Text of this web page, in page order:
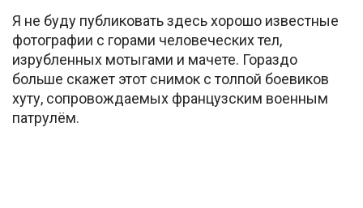
Я не буду публиковать здесь хорошо известные
фотографии с горами человеческих тел,
изрубленных мотыгами и мачете. Гораздо
больше скажет этот снимок с толпой боевиков
хуту, сопровождаемых французским военным
патрулём.